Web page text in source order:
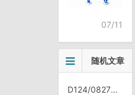
07/11
随机文章
D124/0827，磨憨口岸